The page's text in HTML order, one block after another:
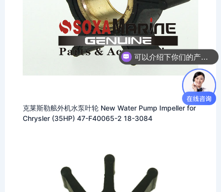
克莱斯勒舷外机水泵叶轮 New Water Pump Impeller for
Chrysler (35HP) 47-F40065-2 18-3084
你们是怎么收费的呢